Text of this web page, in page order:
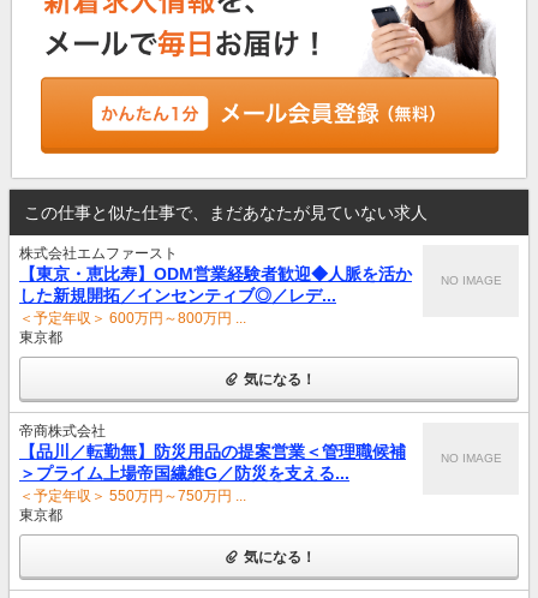
この仕事と似た仕事で、まだあなたが見ていない求人
株式会社エムファースト
【東京・恵比寿】ODM営業経験者歓迎◆人脈を活か
した新規開拓／インセンティブ◎／レデ...
＜予定年収＞ 600万円～800万円 ...
東京都
NO IMAGE
気になる！
帝商株式会社
【品川／転勤無】防災用品の提案営業＜管理職候補
＞プライム上場帝国繊維G／防災を支える...
＜予定年収＞ 550万円～750万円 ...
東京都
NO IMAGE
気になる！